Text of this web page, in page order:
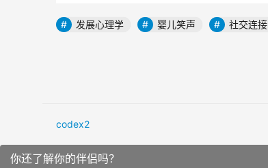
发展心理学 婴儿笑声 社交连接
codex2
你还了解你的伴侣吗？